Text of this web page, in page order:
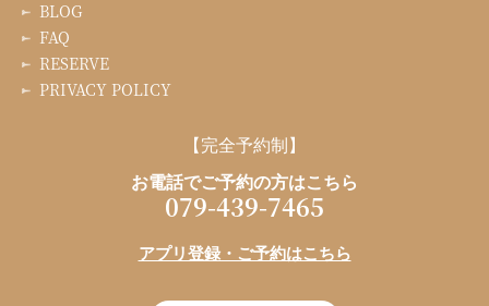
BLOG
FAQ
RESERVE
PRIVACY POLICY
【完全予約制】
お電話でご予約の方はこちら
079-439-7465
アプリ登録・ご予約はこちら